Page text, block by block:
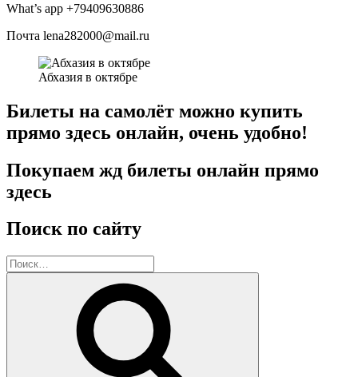
What’s app +79409630886
Почта lena282000@mail.ru
Абхазия в октябре
Билеты на самолёт можно купить
прямо здесь онлайн, очень удобно!
Покупаем жд билеты онлайн прямо
здесь
Поиск по сайту
Искать: